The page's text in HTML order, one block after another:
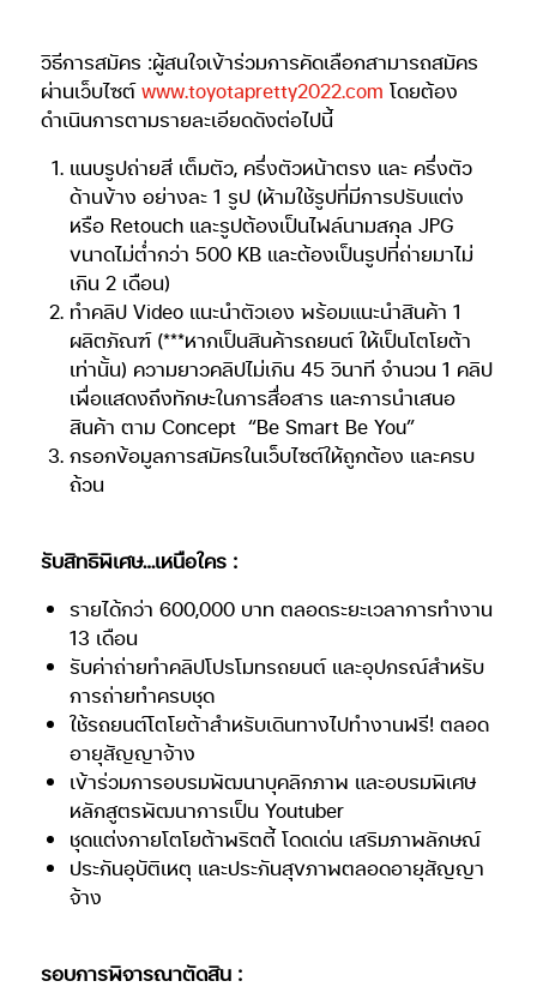
วิธีการสมัคร :ผู้สนใจเข้าร่วมการคัดเลือกสามารถสมัคร
ผ่านเว็บไซต์www.toyotapretty2022.com โดยต้อง
ดำเนินการตามรายละเอียดดังต่อไปนี้
แนบรูปถ่ายสี เต็มตัว, ครึ่งตัวหน้าตรง และ ครึ่งตัว
ด้านข้าง อย่างละ 1 รูป (ห้ามใช้รูปที่มีการปรับแต่ง
หรือ Retouch และรูปต้องเป็นไฟล์นามสกุล JPG
ขนาดไม่ต่ำกว่า 500 KB และต้องเป็นรูปที่ถ่ายมาไม่
เกิน 2 เดือน)
ทำคลิป Video แนะนำตัวเอง พร้อมแนะนำสินค้า 1
ผลิตภัณฑ์ (***หากเป็นสินค้ารถยนต์ ให้เป็นโตโยต้า
เท่านั้น) ความยาวคลิปไม่เกิน 45 วินาที จำนวน 1 คลิป
เพื่อแสดงถึงทักษะในการสื่อสาร และการนำเสนอ
สินค้า ตาม Concept “Be Smart Be You”
กรอกข้อมูลการสมัครในเว็บไซต์ให้ถูกต้อง และครบ
ถ้วน
รับสิทธิพิเศษ…เหนือใคร :
รายได้กว่า 600,000 บาท ตลอดระยะเวลาการทำงาน
13 เดือน
รับค่าถ่ายทำคลิปโปรโมทรถยนต์ และอุปกรณ์สำหรับ
การถ่ายทำครบชุด
ใช้รถยนต์โตโยต้าสำหรับเดินทางไปทำงานฟรี! ตลอด
อายุสัญญาจ้าง
เข้าร่วมการอบรมพัฒนาบุคลิกภาพ และอบรมพิเศษ
หลักสูตรพัฒนาการเป็น Youtuber
ชุดแต่งกายโตโยต้าพริตตี้ โดดเด่น เสริมภาพลักษณ์
ประกันอุบัติเหตุ และประกันสุขภาพตลอดอายุสัญญา
จ้าง
รอบการพิจารณาตัดสิน :